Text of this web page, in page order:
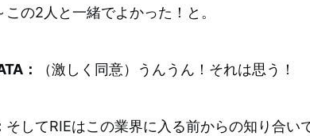
この2人と一緒でよかった！と。
： （激しく同意）うんうん！それは思う！
そしてRIEはこの業界に入る前からの知り合い